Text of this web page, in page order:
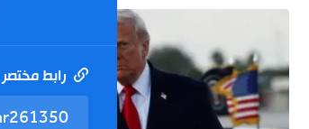
رابط مختصر